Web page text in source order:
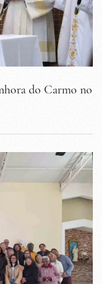
do Carmo no